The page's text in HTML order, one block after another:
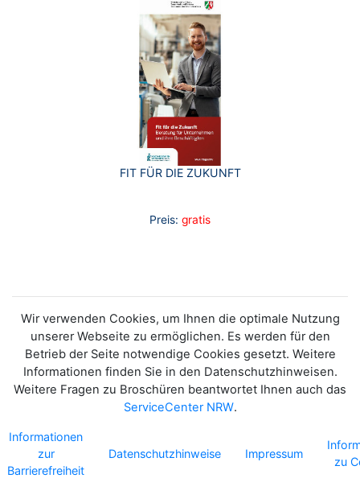
FIT FÜR DIE ZUKUNFT
Preis: gratis
Wir verwenden Cookies, um Ihnen die optimale Nutzung
unserer Webseite zu ermöglichen. Es werden für den
Betrieb der Seite notwendige Cookies gesetzt. Weitere
Informationen finden Sie in den Datenschutzhinweisen.
Weitere Fragen zu Broschüren beantwortet Ihnen auch das
ServiceCenter NRW.
Informationen
zur
Barrierefreiheit
Datenschutzhinweise Impressum
zu